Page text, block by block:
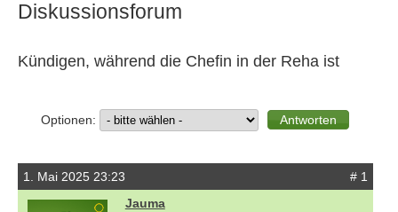
Diskussionsforum
Kündigen, während die Chefin in der Reha ist
Optionen:
1. Mai 2025 23:23
# 1
Jauma